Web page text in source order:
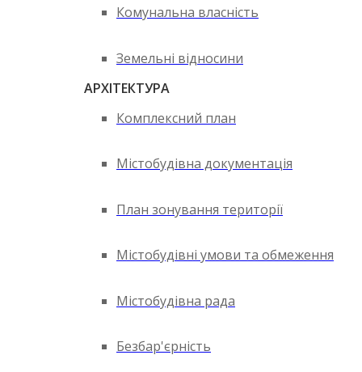
Комунальна власність
Земельні відносини
АРХІТЕКТУРА
Комплексний план
Містобудівна документація
План зонування території
Містобудівні умови та обмеження
Містобудівна рада
Безбар'єрність